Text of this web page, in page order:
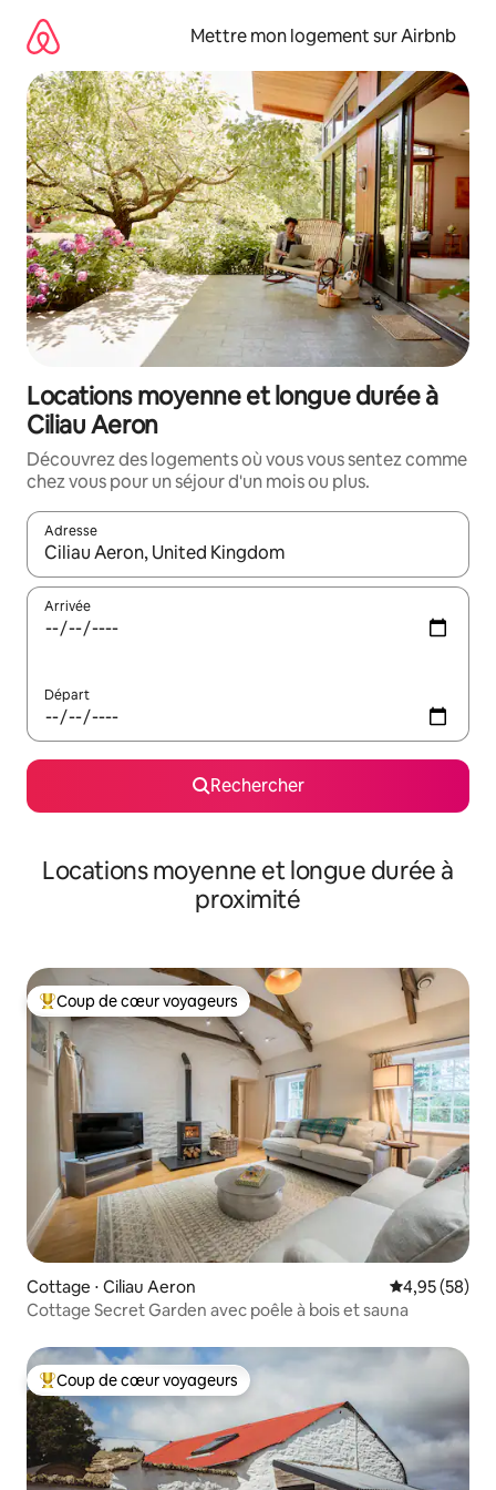
directement
contenu
Mettre mon logement sur Airbnb
Locations moyenne et longue durée à
Ciliau Aeron
Découvrez des logements où vous vous sentez comme
chez vous pour un séjour d'un mois ou plus.
Adresse
Lorsque les résultats s'affichent, utilisez les flèches vers le
Arrivée
Départ
Rechercher
Locations moyenne et longue durée à
proximité
Coups de cœur voyageurs les plus appréciés
Coup de cœur voyageurs
Cottage ⋅ Ciliau Aeron Évaluation
4,95 (58)
Cottage Secret Garden avec poêle à bois et sauna
Coups de cœur voyageurs les plus appréciés
Coup de cœur voyageurs